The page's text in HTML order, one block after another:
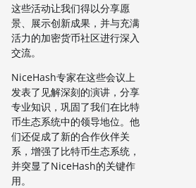
这些活动让我们得以分享愿
景、展示创新成果，并与充满
活力的加密货币社区进行深入
交流。
NiceHash专家在这些会议上
发表了见解深刻的演讲，分享
专业知识，巩固了我们在比特
币生态系统中的领导地位。他
们还促成了新的合作伙伴关
系，增强了比特币生态系统，
并突显了NiceHash的关键作
用。